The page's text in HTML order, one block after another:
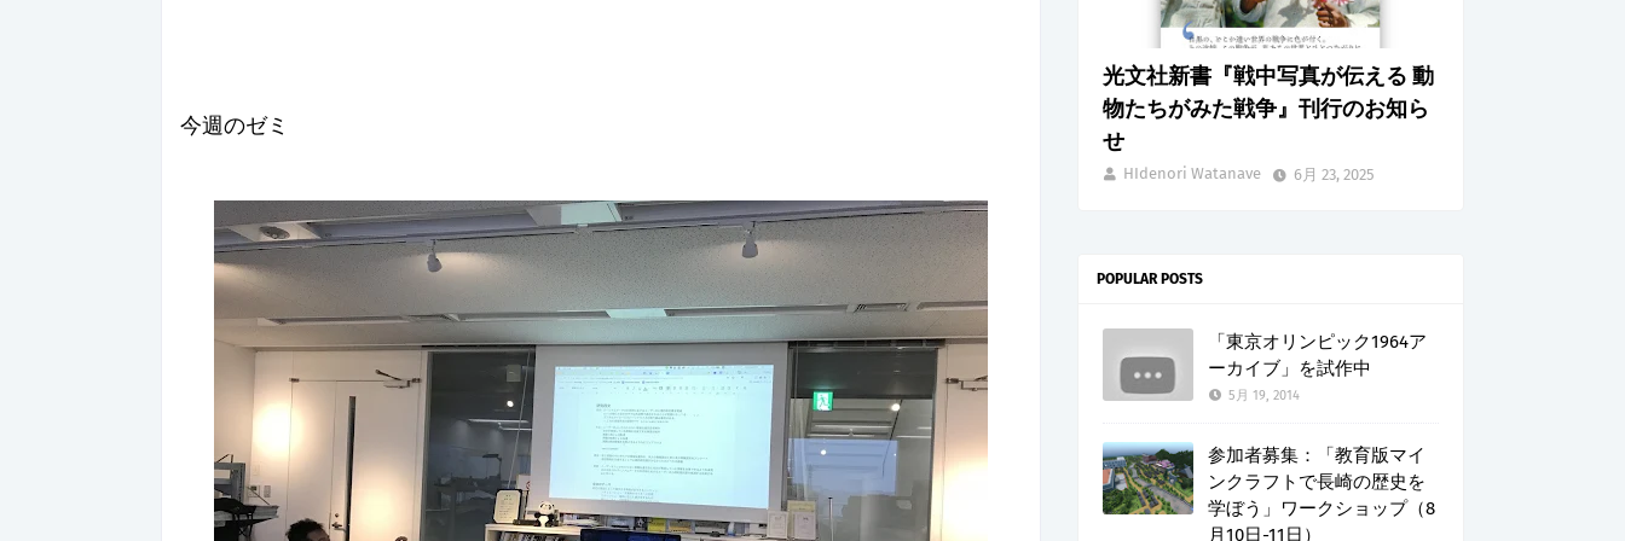
今週のゼミ
光文社新書『戦中写真が伝える 動
物たちがみた戦争』刊行のお知ら
せ
HIdenori Watanave 6月 23, 2025
POPULAR POSTS
「東京オリンピック1964ア
ーカイブ」を試作中
5月 19, 2014
参加者募集：「教育版マイ
ンクラフトで長崎の歴史を
学ぼう」ワークショップ（8
月10日-11日）